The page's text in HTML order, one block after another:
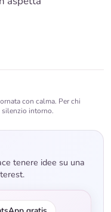
con calma. Per chi
silenzio intorno.
tenere idee su una